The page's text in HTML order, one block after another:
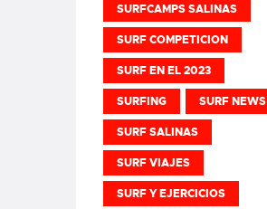
SURFCAMPS SALINAS
SURF COMPETICION
SURF EN EL 2023
SURFING SURF NEWS
SURF SALINAS
SURF VIAJES
SURF Y EJERCICIOS